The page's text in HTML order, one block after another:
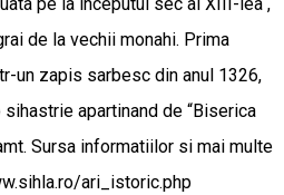
pe la inceputul sec al XIII-lea ,
de la vechii monahi. Prima
un zapis sarbesc din anul 1326,
apartinand de “Biserica
Sursa informatiilor si mai multe
ari_istoric.php